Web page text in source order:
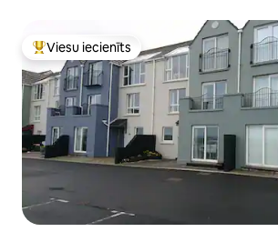
Populārs viesu iecienīts mājoklis
Viesu iecienīts